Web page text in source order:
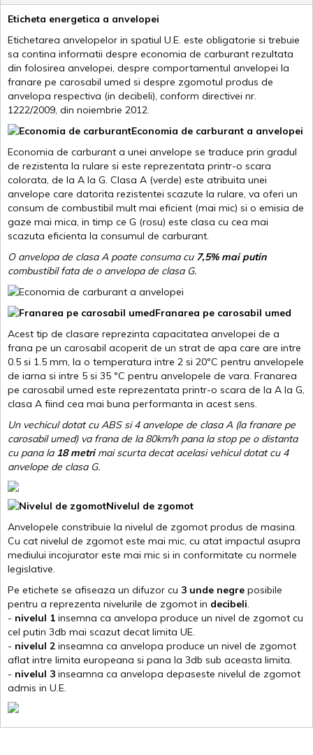
Eticheta energetica a anvelopei
Etichetarea anvelopelor in spatiul U.E. este obligatorie si trebuie
sa contina informatii despre economia de carburant rezultata
din folosirea anvelopei, despre comportamentul anvelopei la
franare pe carosabil umed si despre zgomotul produs de
anvelopa respectiva (in decibeli), conform directivei nr.
1222/2009, din noiembrie 2012.
Economia de carburant a anvelopei
Economia de carburant a unei anvelope se traduce prin gradul
de rezistenta la rulare si este reprezentata printr-o scara
colorata, de la A la G. Clasa A (verde) este atribuita unei
anvelope care datorita rezistentei scazute la rulare, va oferi un
consum de combustibil mult mai eficient (mai mic) si o emisia de
gaze mai mica, in timp ce G (rosu) este clasa cu cea mai
scazuta eficienta la consumul de carburant.
O anvelopa de clasa A poate consuma cu 7,5% mai putin
combustibil fata de o anvelopa de clasa G.
Franarea pe carosabil umed
Acest tip de clasare reprezinta capacitatea anvelopei de a
frana pe un carosabil acoperit de un strat de apa care are intre
0.5 si 1.5 mm, la o temperatura intre 2 si 20ºC pentru anvelopele
de iarna si intre 5 si 35 ºC pentru anvelopele de vara. Franarea
pe carosabil umed este reprezentata printr-o scara de la A la G,
clasa A fiind cea mai buna performanta in acest sens.
Un vechicul dotat cu ABS si 4 anvelope de clasa A (la franare pe
carosabil umed) va frana de la 80km/h pana la stop pe o distanta
cu pana la 18 metrimai scurta decat acelasi vehicul dotat cu 4
anvelope de clasa G.
Nivelul de zgomot
Anvelopele constribuie la nivelul de zgomot produs de masina.
Cu cat nivelul de zgomot este mai mic, cu atat impactul asupra
mediului incojurator este mai mic si in conformitate cu normele
legislative.
Pe etichete se afiseaza un difuzor cu 3 unde negre posibile
pentru a reprezenta nivelurile de zgomot in decibeli.
- nivelul 1 insemna ca anvelopa produce un nivel de zgomot cu
cel putin 3db mai scazut decat limita UE.
- nivelul 2 inseamna ca anvelopa produce un nivel de zgomot
aflat intre limita europeana si pana la 3db sub aceasta limita.
- nivelul 3 inseamna ca anvelopa depaseste nivelul de zgomot
admis in U.E.